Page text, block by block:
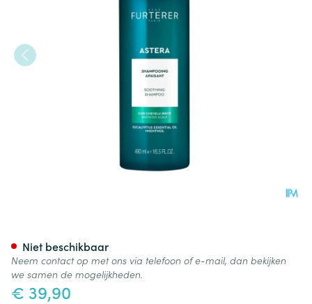
€ 39,90
Niet beschikbaar
Neem contact op met ons via telefoon of e-mail, dan bekijken
we samen de mogelijkheden.